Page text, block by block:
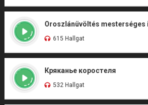
615 Hallgat
Кряканье коростеля
532 Hallgat